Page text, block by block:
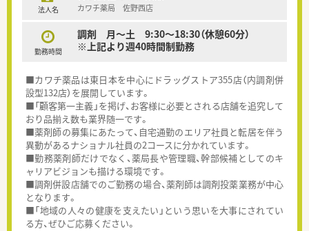
法人名 カワチ薬局 佐野西店
勤務時間
調剤 月～土 9:30～18:30（休憩60分）
※上記より週40時間制勤務
■カワチ薬品は東日本を中心にドラッグストア355店（内調剤併
設型132店）を展開しています。
■「顧客第一主義」を掲げ、お客様に必要とされる店舗を追究して
おり品揃え数も業界随一です。
■薬剤師の募集にあたって、自宅通勤のエリア社員と転居を伴う
異動があるナショナル社員の2コースに分かれています。
■勤務薬剤師だけでなく、薬局長や管理職、幹部候補としてのキ
ャリアビジョンも描ける環境です。
■調剤併設店舗でのご勤務の場合、薬剤師は調剤投薬業務が中心
となります。
■「地域の人々の健康を支えたい」という思いを大事にされてい
る方、ぜひご応募ください。